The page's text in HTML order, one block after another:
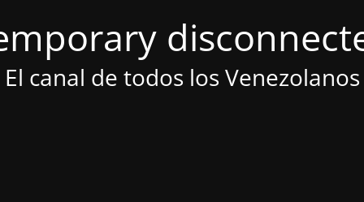
El canal de todos los Venezolanos